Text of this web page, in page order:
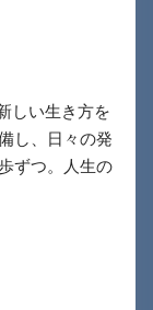
しい生き方を
し、日々の発
ずつ。人生の